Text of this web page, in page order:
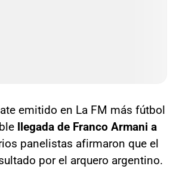
emitido en La FM más fútbol
llegada de Franco Armani a
panelistas afirmaron que el
por el arquero argentino.